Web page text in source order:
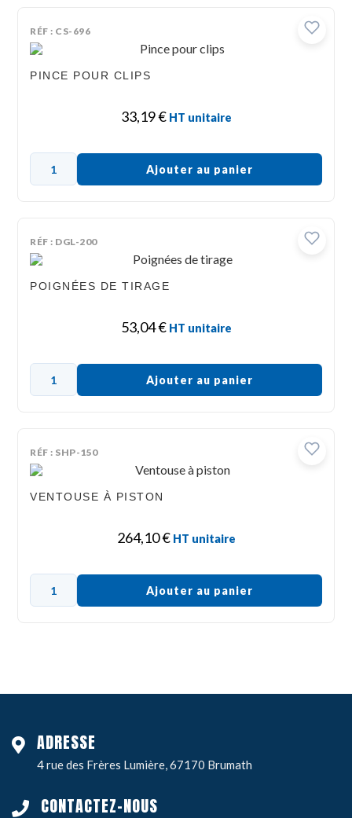
RÉF : CS-696
PINCE POUR CLIPS
33,19€ HT unitaire
Ajouter au panier
RÉF : DGL-200
POIGNÉES DE TIRAGE
53,04€ HT unitaire
Ajouter au panier
RÉF : SHP-150
VENTOUSE À PISTON
264,10€ HT unitaire
Ajouter au panier
ADRESSE
4 rue des Frères Lumière, 67170 Brumath
CONTACTEZ-NOUS